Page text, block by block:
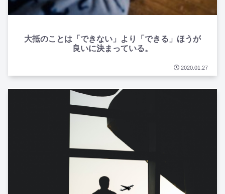
大抵のことは「できない」より「できる」ほうが
良いに決まっている。
2020.01.27